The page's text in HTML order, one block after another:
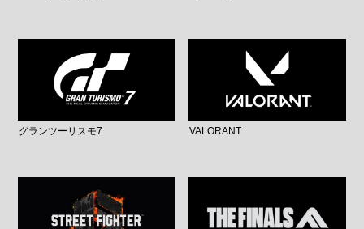
グランツーリスモ7 VALORANT